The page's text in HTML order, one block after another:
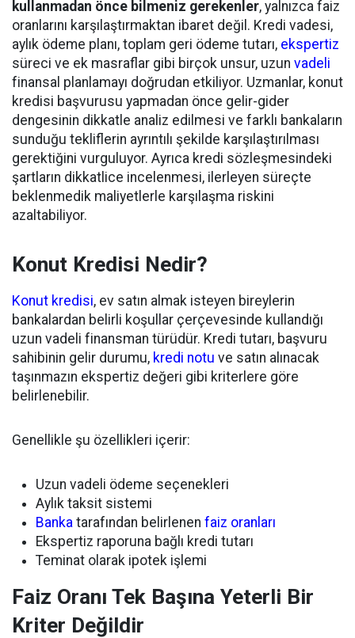
kullanmadan önce bilmeniz gerekenler, yalnızca faiz
oranlarını karşılaştırmaktan ibaret değil. Kredi vadesi,
aylık ödeme planı, toplam geri ödeme tutarı, ekspertiz
süreci ve ek masraflar gibi birçok unsur, uzun vadeli
finansal planlamayı doğrudan etkiliyor. Uzmanlar, konut
kredisi başvurusu yapmadan önce gelir-gider
dengesinin dikkatle analiz edilmesi ve farklı bankaların
sunduğu tekliflerin ayrıntılı şekilde karşılaştırılması
gerektiğini vurguluyor. Ayrıca kredi sözleşmesindeki
şartların dikkatlice incelenmesi, ilerleyen süreçte
beklenmedik maliyetlerle karşılaşma riskini
azaltabiliyor.
Konut Kredisi Nedir?
Konut kredisi, ev satın almak isteyen bireylerin
bankalardan belirli koşullar çerçevesinde kullandığı
uzun vadeli finansman türüdür. Kredi tutarı, başvuru
sahibinin gelir durumu, kredi notu ve satın alınacak
taşınmazın ekspertiz değeri gibi kriterlere göre
belirlenebilir.
Genellikle şu özellikleri içerir:
Uzun vadeli ödeme seçenekleri
Aylık taksit sistemi
Banka tarafından belirlenen faiz oranları
Ekspertiz raporuna bağlı kredi tutarı
Teminat olarak ipotek işlemi
Faiz Oranı Tek Başına Yeterli Bir
Kriter Değildir